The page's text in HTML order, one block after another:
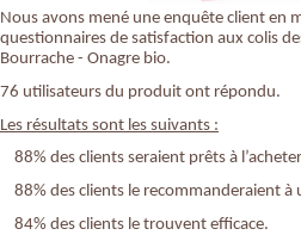
Nous avons mené une enquête client en
questionnaires de satisfaction aux colis
Bourrache - Onagre bio.
76 utilisateurs du produit ont répondu.
Les résultats sont les suivants :
88% des clients seraient prêts à
88% des clients le recommanderaient à
84% des clients le trouvent efficace.